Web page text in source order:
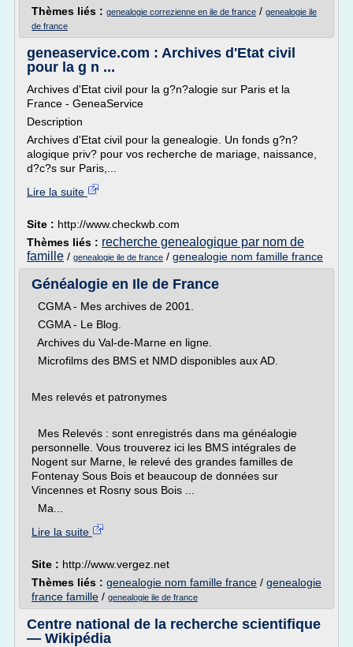
Thèmes liés : genealogie correzienne en ile de france / genealogie ile
de france
geneaservice.com : Archives d'Etat civil
pour la g n ...
Archives d'Etat civil pour la g?n?alogie sur Paris et la
France - GeneaService
Description
Archives d'Etat civil pour la genealogie. Un fonds g?n?
alogique priv? pour vos recherche de mariage, naissance,
d?c?s sur Paris,...
Lire la suite
Site : http://www.checkwb.com
Thèmes liés : recherche genealogique par nom de
famille / genealogie ile de france / genealogie nom famille france
Généalogie en Ile de France
CGMA - Mes archives de 2001.
CGMA - Le Blog.
Archives du Val-de-Marne en ligne.
Microfilms des BMS et NMD disponibles aux AD.
Mes relevés et patronymes
Mes Relevés : sont enregistrés dans ma généalogie
personnelle. Vous trouverez ici les BMS intégrales de
Nogent sur Marne, le relevé des grandes familles de
Fontenay Sous Bois et beaucoup de données sur
Vincennes et Rosny sous Bois ...
Ma...
Lire la suite
Site : http://www.vergez.net
Thèmes liés : genealogie nom famille france / genealogie
france famille / genealogie ile de france
Centre national de la recherche scientifique
— Wikipédia